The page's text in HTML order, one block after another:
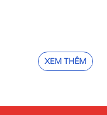
XEM THÊM